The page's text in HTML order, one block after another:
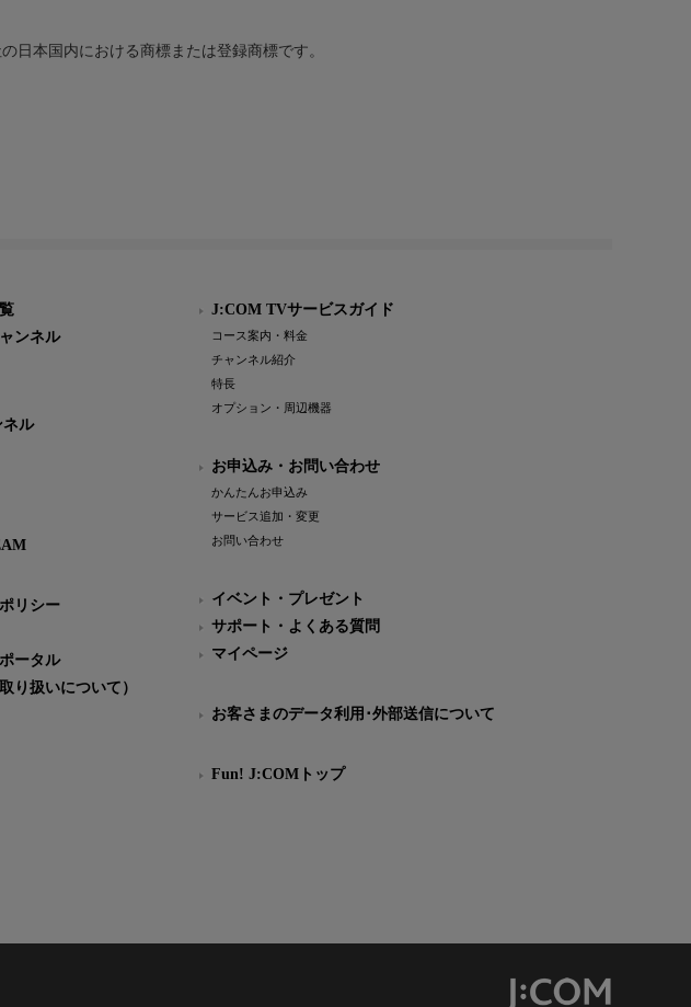
日本国内における商標または登録商標です。
ンネル
ル
リシー
ータル
り扱いについて）
J:COM TVサービスガイド
コース案内・料金
チャンネル紹介
特長
オプション・周辺機器
お申込み・お問い合わせ
かんたんお申込み
サービス追加・変更
お問い合わせ
イベント・プレゼント
サポート・よくある質問
マイページ
お客さまのデータ利用･外部送信について
Fun! J:COMトップ